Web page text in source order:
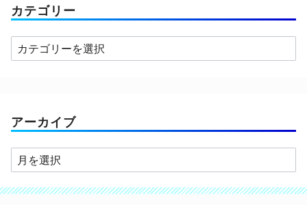
カテゴリー
カ
テ
ー
アーカイブ
ア
ー
カ